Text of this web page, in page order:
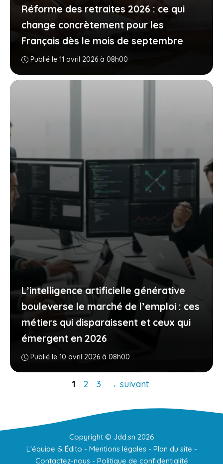
Réforme des retraites 2026 : ce qui
change concrètement pour les
Français dès le mois de septembre
Publié le 11 avril 2026 à 08h00
L’intelligence artificielle générative
bouleverse le marché de l’emploi : ces
métiers qui disparaissent et ceux qui
émergent en 2026
Publié le 10 avril 2026 à 08h00
Page
1 Page
2 Page
3 → suivant
Copyright © Jdd.sn 2026
L'équipe & Édito - Mentions légales- Plan du site -
Contactez-nous- Politique de confidentialité